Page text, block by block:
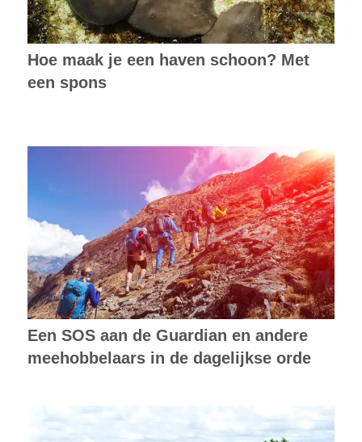
Hoe maak je een haven schoon? Met
een spons
Een SOS aan de Guardian en andere
meehobbelaars in de dagelijkse orde